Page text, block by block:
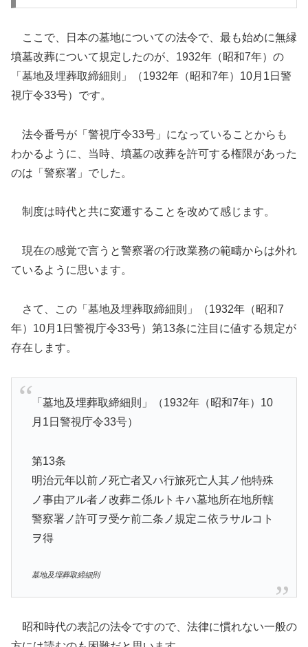
ここで、日本の墓地についての法令で、最も始めに無縁
墳墓改葬について規定したのが、1932年（昭和7年）の
「墓地及埋葬取締細則」（1932年（昭和7年）10月1日警
視庁令33号）です。
法令番号が「警視庁令33号」になっていることからも
わかるように、当時、墳墓の改葬を許可する権限があった
のは「警察署」でした。
制度は時代と共に変遷することを改めて感じます。
現在の感覚で言うと警察署の行政業務の範疇からは外れ
ているように思います。
さて、この「墓地及埋葬取締細則」（1932年（昭和7
年）10月1日警視庁令33号）第13条に注目に値する規定が
存在します。
「墓地及埋葬取締細則」（1932年（昭和7年）10
月1日警視庁令33号）
第13条
明治元年以前ノ死亡者又ハ行旅死亡人其ノ他特殊
ノ事由アル者ノ改葬ニ係ルトキハ墓地所在地所轄
警察署ノ許可ヲ受ケ前二条ノ規定ニ依ラサルコト
ヲ得
墓地及埋葬取締細則
昭和時代の表記の法令ですので、法律に慣れない一般の